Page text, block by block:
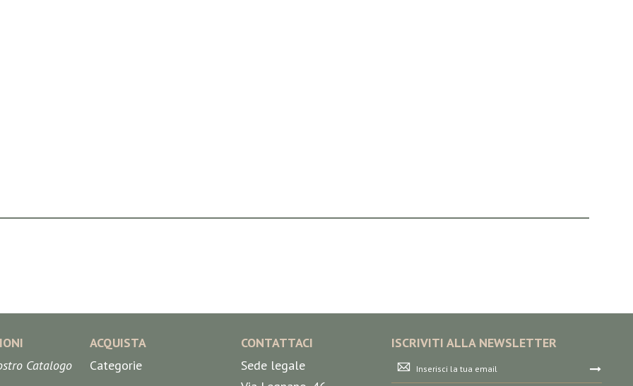
Catalogo
ACQUISTA
Categorie
CONTATTACI
Sede legale
ISCRIVITI ALLA NEWSLETTER
Iscriviti
alla